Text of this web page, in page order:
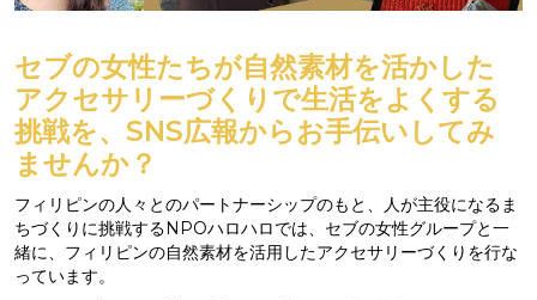
セブの女性たちが自然素材を活かした
アクセサリーづくりで生活をよくする
挑戦を、SNS広報からお手伝いしてみ
ませんか？
フィリピンの人々とのパートナーシップのもと、人が主役になるま
ちづくりに挑戦するNPOハロハロでは、セブの女性グループと一
緒に、フィリピンの自然素材を活用したアクセサリーづくりを行な
っています。